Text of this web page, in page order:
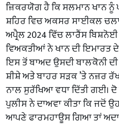
ਜ਼ਿਕਰਯੋਗ ਹੈ ਕਿ ਸਲਮਾਨ ਖਾਨ ਨੂੰ
ਸ਼ਹਿਰ ਵਿਚ ਅਕਸਰ ਸਾਈਕਲ
ਅਪ੍ਰੈਲ 2024 ਵਿੱਚ ਲਾਰੈਂਸ
ਵਿਅਕਤੀਆਂ ਨੇ ਖਾਨ ਦੀ ਇਮਾਰਤ ਦੇ
ਇਸ ਤੋਂ ਬਾਅਦ ਉਸਦੀ ਬਾਲਕੋਨੀ
ਸ਼ੀਸ਼ੇ ਅਤੇ ਬਾਹਰ ਸੜਕ ’ਤੇ ਨਜ਼ਰ
ਨਾਲ ਸੁਰੱਖਿਆ ਵਧਾ ਦਿੱਤੀ ਗਈ।
ਪੁਲੀਸ ਨੇ ਦਾਅਵਾ ਕੀਤਾ ਕਿ ਜਦੋਂ
ਆਪਣੇ ਫਾਰਮਹਾਊਸ ਗਿਆ ਤਾਂ